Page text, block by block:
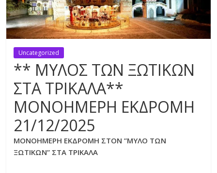
Uncategorized
** ΜΥΛΟΣ ΤΩΝ ΞΩΤΙΚΩΝ
ΣΤΑ ΤΡΙΚΑΛΑ**
ΜΟΝΟΗΜΕΡΗ ΕΚΔΡΟΜΗ
21/12/2025
ΜΟΝΟΗΜΕΡΗ ΕΚΔΡΟΜΗ ΣΤΟΝ ”ΜΥΛΟ ΤΩΝ
ΞΩΤΙΚΩΝ” ΣΤΑ ΤΡΙΚΑΛΑ